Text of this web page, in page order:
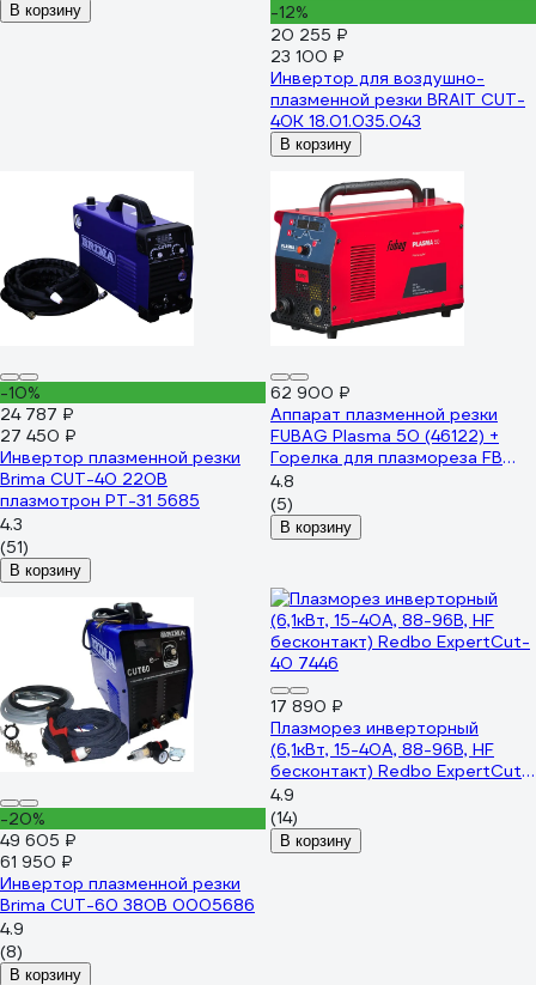
В корзину
-12%
20 255 ₽
23 100 ₽
Инвертор для воздушно-
плазменной резки BRAIT CUT-
40K 18.01.035.043
В корзину
-10%
24 787 ₽
27 450 ₽
Инвертор плазменной резки
Brima CUT-40 220В
плазмотрон РТ-31 5685
4.3
(51)
В корзину
62 900 ₽
Аппарат плазменной резки
FUBAG Plasma 50 (46122) +
Горелка для плазмореза FB
P40 6m (38467) 46122.1
4.8
(5)
В корзину
-20%
49 605 ₽
61 950 ₽
Инвертор плазменной резки
Brima CUT-60 380В 0005686
4.9
(8)
В корзину
17 890 ₽
Плазморез инверторный
(6,1кВт, 15-40А, 88-96В, HF
бесконтакт) Redbo ExpertCut-
40 7446
4.9
(14)
В корзину